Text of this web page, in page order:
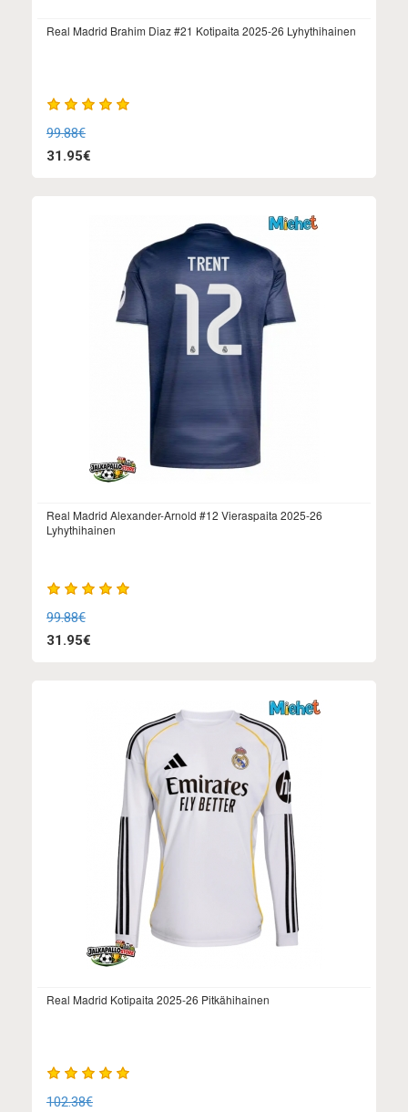
Real Madrid Brahim Diaz #21 Kotipaita 2025-26 Lyhythihainen
99.88€
31.95€
Real Madrid Alexander-Arnold #12 Vieraspaita 2025-26
Lyhythihainen
99.88€
31.95€
Real Madrid Kotipaita 2025-26 Pitkähihainen
102.38€